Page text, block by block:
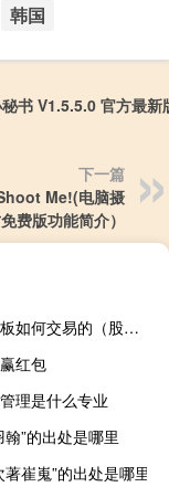
韩国
书 V1.5.5.0 官方最新
下一篇
Me!(电脑摄
费版功能简介）
股市新三板如何交易的（股市新三板如何交易）
红包
理是什么专业
翰”的出处是哪里
著崔嵬”的出处是哪里